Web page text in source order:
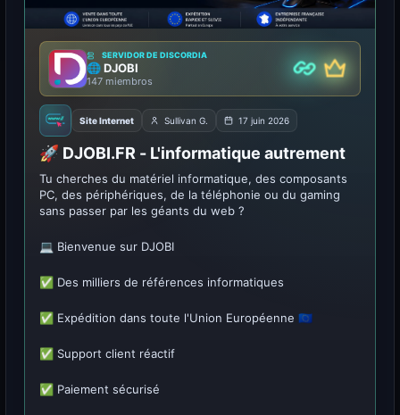
SERVIDOR DE DISCORDIA
🌐 DJOBI
147 miembros
ParejaDe
Site Internet Sullivan G. 17 juin 2026
🚀 DJOBI.FR - L'informatique autrement
Tu cherches du matériel informatique, des composants
PC, des périphériques, de la téléphonie ou du gaming
sans passer par les géants du web ?
💻 Bienvenue sur DJOBI
✅ Des milliers de références informatiques
✅ Expédition dans toute l'Union Européenne 🇪🇺
✅ Support client réactif
✅ Paiement sécurisé